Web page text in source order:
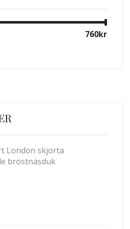
760kr
London skjorta
bröstnäsduk